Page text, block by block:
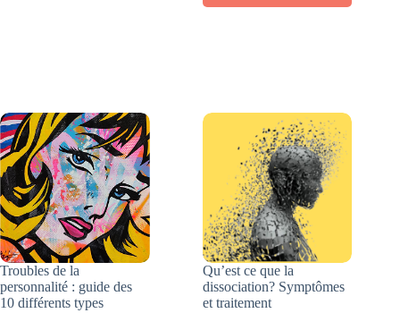
symptômes
et
traitement
Troubles de la
personnalité : guide des
10 différents types
Qu’est ce que la
dissociation? Symptômes
et traitement